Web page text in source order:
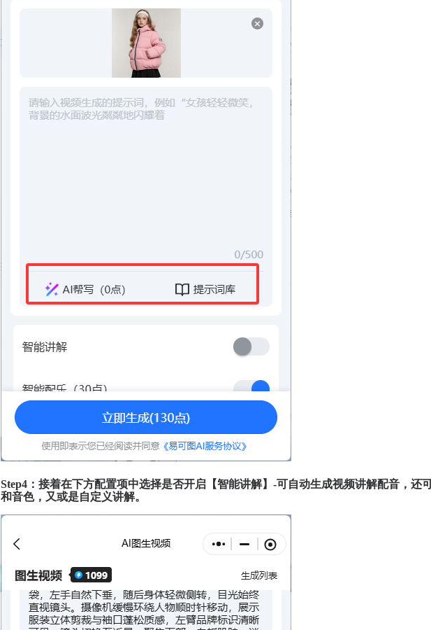
Step4：接着在下方配置项中选择是否开启【智能讲解】-可自动生成视频讲解配音，还
和音色，又或是自定义讲解。